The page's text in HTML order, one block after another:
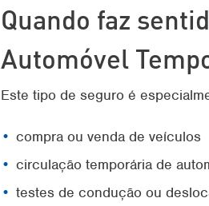
Quando faz
Automóvel
Este tipo de seguro é
compra ou venda de veículos
circulação temporária de
testes de condução ou